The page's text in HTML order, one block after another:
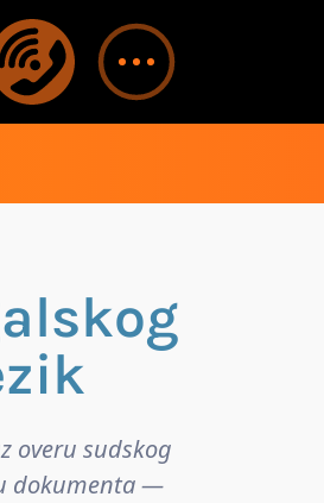
overu sudskog
dokumenta —